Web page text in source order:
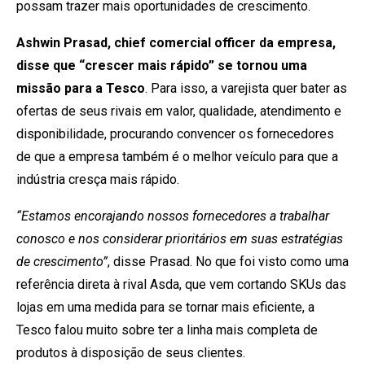
possam trazer mais oportunidades de crescimento.
Ashwin Prasad, chief comercial officer da empresa,
disse que “crescer mais rápido” se tornou uma
missão para a Tesco. Para isso, a varejista quer bater as
ofertas de seus rivais em valor, qualidade, atendimento e
disponibilidade, procurando convencer os fornecedores
de que a empresa também é o melhor veículo para que a
indústria cresça mais rápido.
“Estamos encorajando nossos fornecedores a trabalhar
conosco e nos considerar prioritários em suas estratégias
de crescimento”, disse Prasad. No que foi visto como uma
referência direta à rival Asda, que vem cortando SKUs das
lojas em uma medida para se tornar mais eficiente, a
Tesco falou muito sobre ter a linha mais completa de
produtos à disposição de seus clientes.